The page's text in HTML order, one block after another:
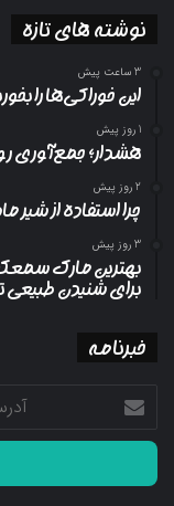
نوشته های تازه
3 ساعت پیش
این خوراکی‌ها را
1 روز پیش
هشدار؛ جمع‌آوری
2 روز پیش
چرا استفاده از شیر
3 روز پیش
بهترین مارک
برای شنیدن طبیعی
خبرنامه
آدرس
ایمیل
خود
وارد